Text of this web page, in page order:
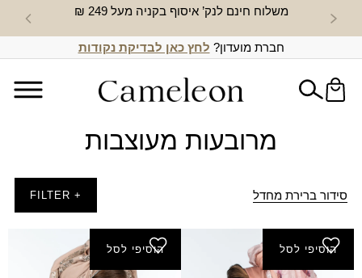
משלוח חינם לנק’ איסוף בקניה מעל 249 ₪ חדש
חברת מועדון? לחץ כאן לבדיקת נקודות
מרובעות מעוצבות
סידור ברירת מחדל + FILTER
הוסיפי לסל הוסיפי לסל